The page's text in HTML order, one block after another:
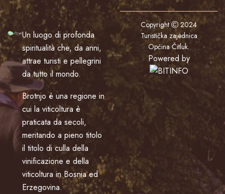
Un luogo di profonda
spiritualità che, da anni,
attrae turisti e pellegrini
da tutto il mondo.
Brotnjo è una regione in
cui la viticoltura è
praticata da secoli,
meritando a pieno titolo
il titolo di culla della
vinificazione e della
viticoltura in Bosnia ed
Erzegovina.
Copyright
2024
Turistička zajednica
Općina Čitluk.
Powered by